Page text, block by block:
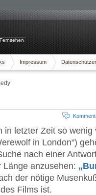
Impressum
in letzter Zeit so wenig
in London“)
nach einer
Länge anzusehen:
der nötige
Films ist.